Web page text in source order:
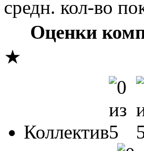
средн. кол-во
Оценки
★
Коллектив